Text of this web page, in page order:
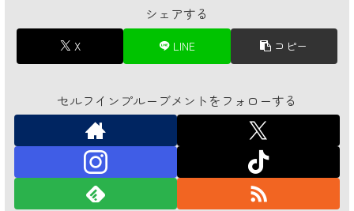
シェアする
X LINE コピー
セルフインプルーブメントをフォローする